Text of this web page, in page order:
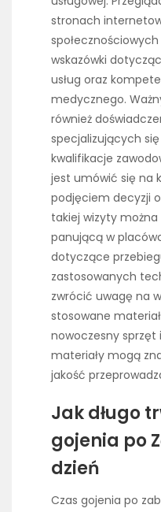
stronach
wskazówki
usług oraz
medycznego.
również
specjalizujących
kwalifikacje
jest umówić się na
podjęciem decyzji
takiej wizyty
panującą w
dotyczące
zastosowanych
zwrócić uwagę na
stosowane
nowoczesny sprzęt
materiały mogą
jakość
Jak długo
gojenia po
dzień
Czas gojenia po